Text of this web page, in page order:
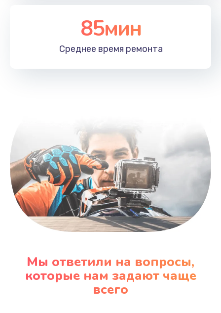
85мин
Среднее время ремонта
Мы ответили на вопросы,
которые нам задают чаще
всего